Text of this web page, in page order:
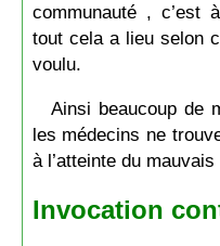
communauté ,
tout cela a lieu selon
voulu.
Ainsi beaucoup de
les médecins ne
à l’atteinte du
Invocation